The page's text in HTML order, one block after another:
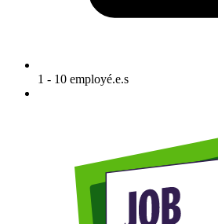
1 - 10 employé.e.s